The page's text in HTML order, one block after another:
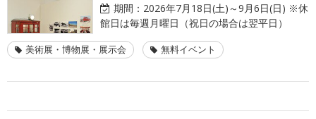
期間： 2026年7月18日(土)～9月6日(日) ※休
館日は毎週月曜日（祝日の場合は翌平日）
美術展・博物展・展示会 無料イベント